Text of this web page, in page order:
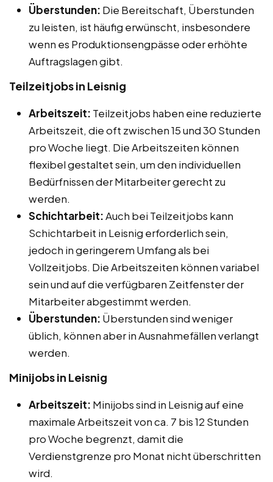
Überstunden: Die Bereitschaft, Überstunden
zu leisten, ist häufig erwünscht, insbesondere
wenn es Produktionsengpässe oder erhöhte
Auftragslagen gibt.
Teilzeitjobs in Leisnig
Arbeitszeit: Teilzeitjobs haben eine reduzierte
Arbeitszeit, die oft zwischen 15 und 30 Stunden
pro Woche liegt. Die Arbeitszeiten können
flexibel gestaltet sein, um den individuellen
Bedürfnissen der Mitarbeiter gerecht zu
werden.
Schichtarbeit:Auch bei Teilzeitjobs kann
Schichtarbeit in Leisnig erforderlich sein,
jedoch in geringerem Umfang als bei
Vollzeitjobs. Die Arbeitszeiten können variabel
sein und auf die verfügbaren Zeitfenster der
Mitarbeiter abgestimmt werden.
Überstunden: Überstunden sind weniger
üblich, können aber in Ausnahmefällen verlangt
werden.
Minijobs in Leisnig
Arbeitszeit: Minijobs sind in Leisnig auf eine
maximale Arbeitszeit von ca. 7 bis 12 Stunden
pro Woche begrenzt, damit die
Verdienstgrenze pro Monat nicht überschritten
wird.